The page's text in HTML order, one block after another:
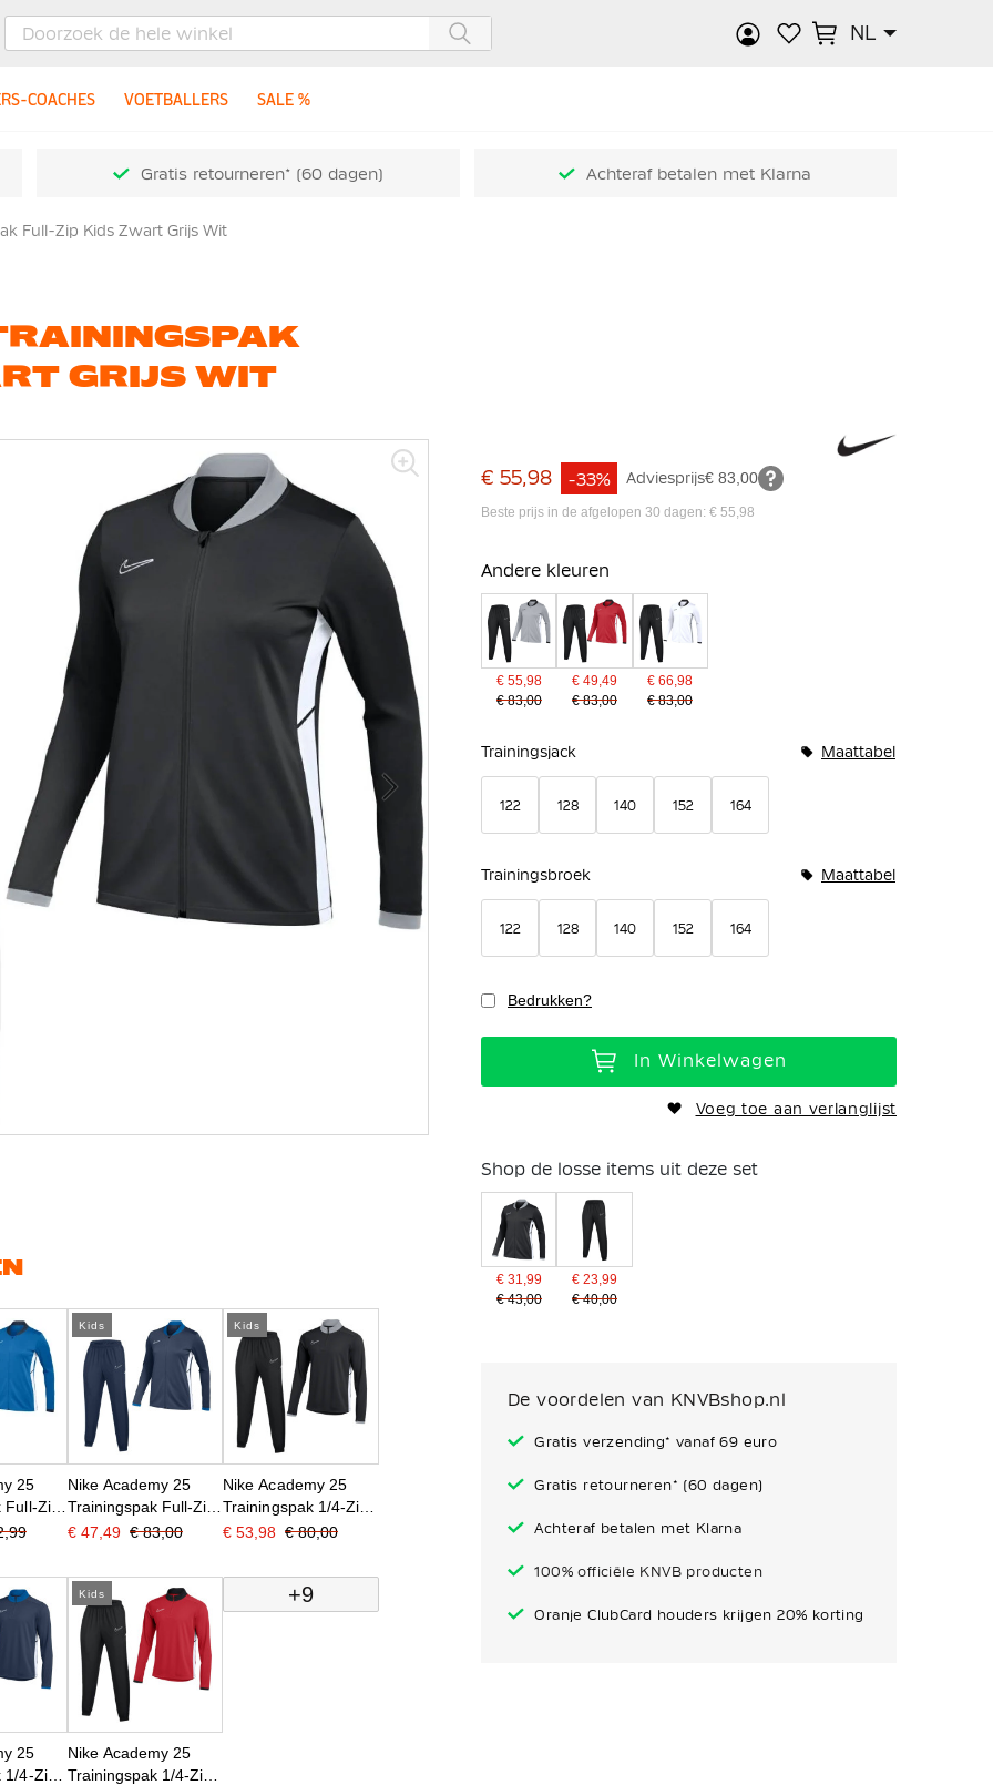
NL
COACHES VOETBALLERS SALE %
Gratis retourneren* (60 dagen) Achteraf betalen met Klarna
Full-Zip Kids Zwart Grijs Wit
GRIJS WIT
€ 55,98 Adviesprijs€ 83,00
-33%
Beste prijs in de afgelopen 30 dagen: € 55,98
Andere kleuren
€ 55,98
€ 83,00
€ 49,49
€ 83,00
€ 66,98
€ 83,00
Trainingsjack Maattabel
122 128 140 152 164
Trainingsbroek Maattabel
122 128 140 152 164
Bedrukken?
In Winkelwagen
Voeg toe aan verlanglijst
Shop de losse items uit deze set
€ 31,99
€ 43,00
€ 23,99
€ 40,00
De voordelen van KNVBshop.nl
Gratis verzending* vanaf 69 euro
Gratis retourneren* (60 dagen)
Achteraf betalen met Klarna
100% officiële KNVB producten
Oranje ClubCard houders krijgen 20% korting
25
Zip
Kids
Nike Academy 25
Trainingspak Full-Zip
Kids Donkerblauw
€ 47,49 € 83,00
Kids
Nike Academy 25
Trainingspak 1/4-Zip
Kids Zwart Grijs Wit
€ 53,98 € 80,00
25
4-Zip
Kids
Nike Academy 25
Trainingspak 1/4-Zip
+9